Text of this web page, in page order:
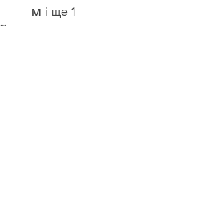
M і ще 1